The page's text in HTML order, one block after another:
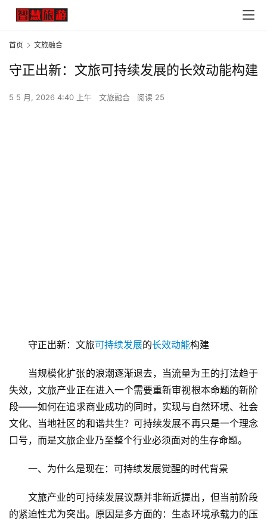
首页 文旅融合
守正出新：文旅可持续发展的长效动能构建
5 5 月, 2026 4:40 上午 文旅融合 阅读 25
守正出新：文旅可持续发展的长效动能构建
当规模化扩张的浪潮逐渐退去，当流量为王的打法趋于
失效，文旅产业正在进入一个需要重新审视根本命题的新阶
段——如何在追求商业成功的同时，实现与自然环境、社会
文化、当地社区的和谐共生？可持续发展不再只是一个理念
口号，而是文旅企业乃至整个行业必须面对的生存命题。
一、为什么是现在：可持续发展觉醒的时代背景
文旅产业的可持续发展议题并非新近提出，但当前阶段
的紧迫性尤为突出。原因是多方面的：生态环境承载力的压